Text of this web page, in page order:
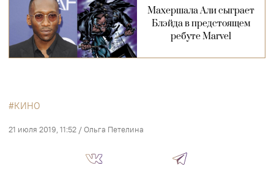
Махершала Али сыграет
Блэйда в предстоящем
ребуте Marvel
КИНО
21 июля 2019, 11:52 / Ольга Петелина